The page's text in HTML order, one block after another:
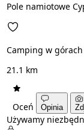
Pole namiotowe
Camping w
21.1 km
Oceń Opinia
Używamy